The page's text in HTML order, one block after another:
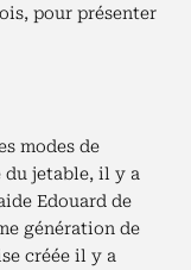
pour présenter
modes de
du jetable, il y a
Edouard de
génération de
créée il y a